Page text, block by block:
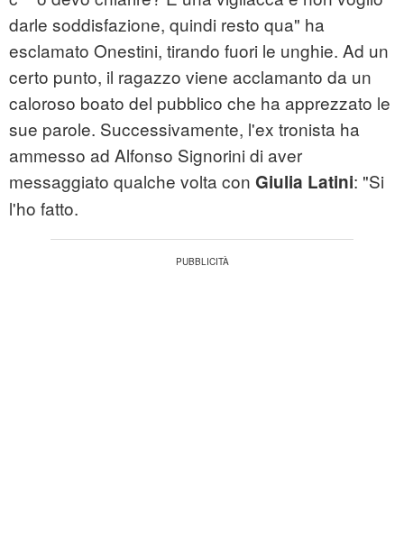
darle soddisfazione, quindi resto qua" ha
esclamato Onestini, tirando fuori le unghie. Ad un
certo punto, il ragazzo viene acclamanto da un
caloroso boato del pubblico che ha apprezzato le
sue parole. Successivamente, l'ex tronista ha
ammesso ad Alfonso Signorini di aver
messaggiato qualche volta con Giulia Latini: "Si
l'ho fatto.